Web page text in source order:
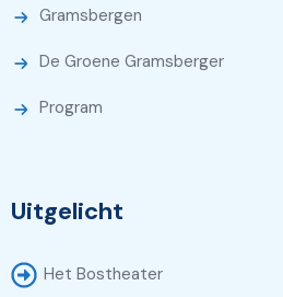
Gramsbergen
De Groene Gramsberger
Program
Uitgelicht
Het Bostheater